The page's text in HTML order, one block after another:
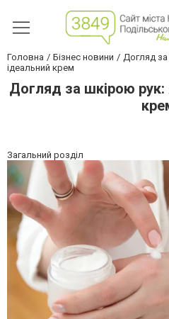
Головна Бізнес новини
Догляд
ідеальний крем
Догляд за шкірою рук:
Загальний розділ